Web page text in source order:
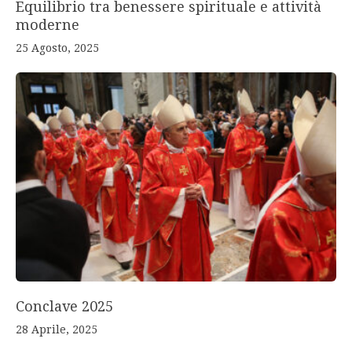
Equilibrio tra benessere spirituale e attività
moderne
25 Agosto, 2025
Conclave 2025
28 Aprile, 2025